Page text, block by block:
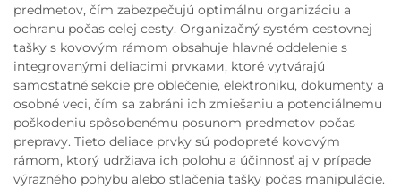
predmetov, čím zabezpečujú optimálnu organizáciu a
ochranu počas celej cesty. Organizačný systém cestovnej
tašky s kovovým rámom obsahuje hlavné oddelenie s
integrovanými deliacimi prvками, ktoré vytvárajú
samostatné sekcie pre oblečenie, elektroniku, dokumenty a
osobné veci, čím sa zabráni ich zmiešaniu a potenciálnemu
poškodeniu spôsobenému posunom predmetov počas
prepravy. Tieto deliace prvky sú podopreté kovovým
rámom, ktorý udržiava ich polohu a účinnosť aj v prípade
výrazného pohybu alebo stlačenia tašky počas manipulácie.